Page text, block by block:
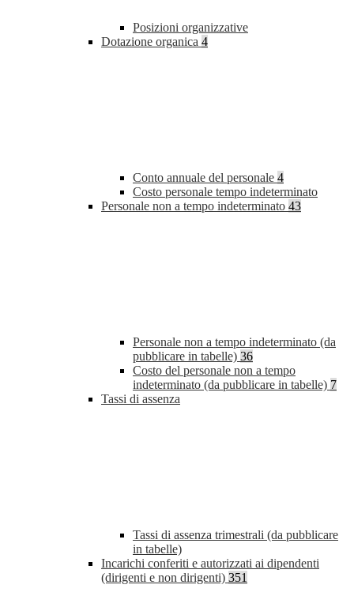
Posizioni organizzative
Dotazione organica 4
Conto annuale del personale 4
Costo personale tempo indeterminato
Personale non a tempo indeterminato 43
Personale non a tempo indeterminato (da
pubblicare in tabelle) 36
Costo del personale non a tempo
indeterminato (da pubblicare in tabelle) 7
Tassi di assenza
Tassi di assenza trimestrali (da pubblicare
in tabelle)
Incarichi conferiti e autorizzati ai dipendenti
(dirigenti e non dirigenti) 351